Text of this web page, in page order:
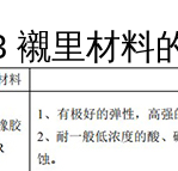
襯里材料